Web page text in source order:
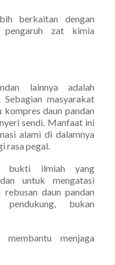
berkaitan dengan
pengaruh zat kimia
lainnya adalah
masyarakat
daun pandan
sendi. Manfaat ini
alami di dalamnya
rasa pegal.
bukti ilmiah yang
untuk mengatasi
rebusan daun pandan
bukan
menjaga